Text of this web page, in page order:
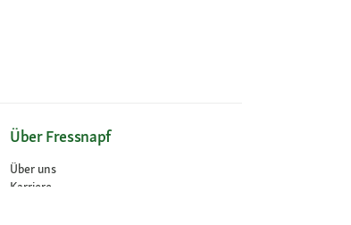
Über Fressnapf
Über uns
Karriere